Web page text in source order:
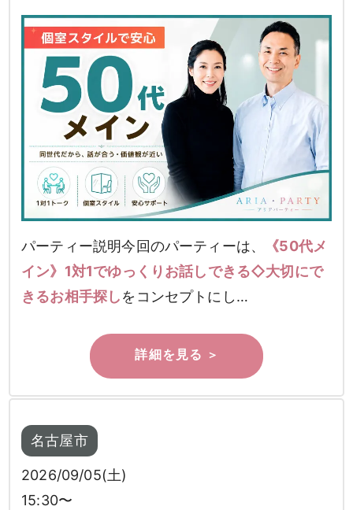
パーティー説明今回のパーティーは、
《50代メ
イン》1対1でゆっくりお話しできる◇大切にで
きるお相手探しをコンセプトにし…
名古屋市
2026/09/05(土)
15:30〜